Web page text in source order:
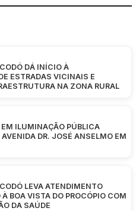
DÁ INÍCIO À
ESTRADAS VICINAIS E
NA ZONA RURAL
ILUMINAÇÃO PÚBLICA
DR. JOSÉ ANSELMO EM
LEVA ATENDIMENTO
BOA VISTA DO PROCÓPIO COM
DA SAÚDE